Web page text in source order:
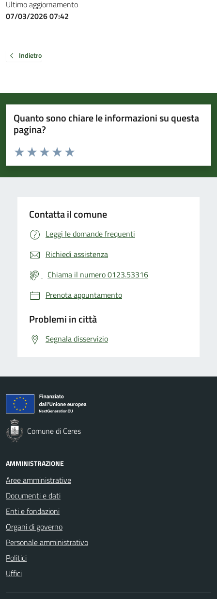
Ultimo aggiornamento
07/03/2026 07:42
Indietro
Quanto sono chiare le informazioni su questa
pagina?
Valuta da 1 a 5 stelle la pagina
Valuta 5 stelle su 5
Valuta 4 stelle su 5
Valuta 3 stelle su 5
Valuta 2 stelle su 5
Valuta 1 stelle su 5
Contatta il comune
Leggi le domande frequenti
Richiedi assistenza
Chiama il numero 0123.53316
Prenota appuntamento
Problemi in città
Segnala disservizio
Comune di Ceres
AMMINISTRAZIONE
Aree amministrative
Documenti e dati
Enti e fondazioni
Organi di governo
Personale amministrativo
Politici
Uffici